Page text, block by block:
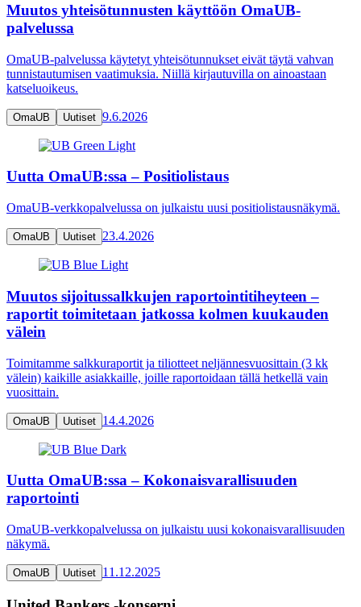
Muutos yhteisötunnusten käyttöön OmaUB-
palvelussa
OmaUB‑palvelussa käytetyt yhteisötunnukset eivät täytä vahvan
tunnistautumisen vaatimuksia. Niillä kirjautuvilla on ainoastaan
katseluoikeus.
OmaUB Uutiset 9.6.2026
Uutta OmaUB:ssa – Positiolistaus
OmaUB-verkkopalvelussa on julkaistu uusi positiolistausnäkymä.
OmaUB Uutiset 23.4.2026
Muutos sijoitussalkkujen raportointitiheyteen –
raportit toimitetaan jatkossa kolmen kuukauden
välein
Toimitamme salkkuraportit ja tiliotteet neljännesvuosittain (3 kk
välein) kaikille asiakkaille, joille raportoidaan tällä hetkellä vain
vuosittain.
OmaUB Uutiset 14.4.2026
Uutta OmaUB:ssa – Kokonaisvarallisuuden
raportointi
OmaUB-verkkopalvelussa on julkaistu uusi kokonaisvarallisuuden
näkymä.
OmaUB Uutiset 11.12.2025